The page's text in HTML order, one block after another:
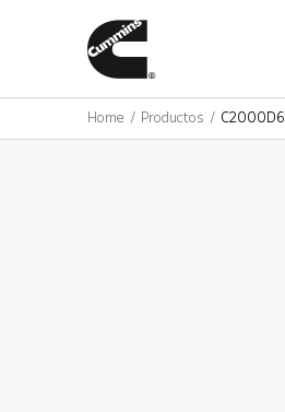
Home Productos C2000D6